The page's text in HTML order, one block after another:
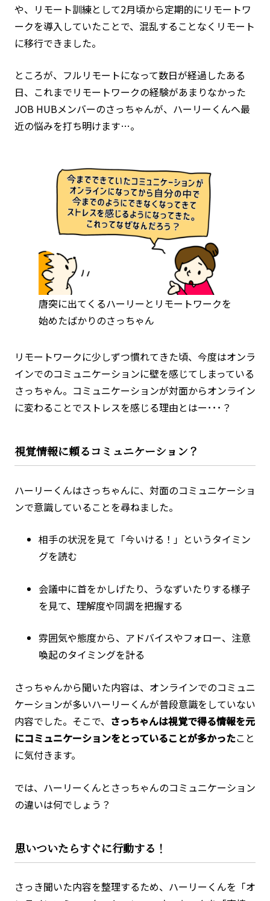
や、リモート訓練として2月頃から定期的にリモートワ
ークを導入していたことで、混乱することなくリモート
に移行できました。
ところが、フルリモートになって数日が経過したある
日、これまでリモートワークの経験があまりなかった
JOB HUBメンバーのさっちゃんが、ハーリーくんへ最
近の悩みを打ち明けます…。
唐突に出てくるハーリーとリモートワークを
始めたばかりのさっちゃん
リモートワークに少しずつ慣れてきた頃、今度はオンラ
インでのコミュニケーションに壁を感じてしまっている
さっちゃん。コミュニケーションが対面からオンライン
に変わることでストレスを感じる理由とはー･･･？
視覚情報に頼るコミュニケーション？
ハーリーくんはさっちゃんに、対面のコミュニケーショ
ンで意識していることを尋ねました。
相手の状況を見て「今いける！」というタイミン
グを読む
会議中に首をかしげたり、うなずいたりする様子
を見て、理解度や同調を把握する
雰囲気や態度から、アドバイスやフォロー、注意
喚起のタイミングを計る
さっちゃんから聞いた内容は、オンラインでのコミュニ
ケーションが多いハーリーくんが普段意識をしていない
内容でした。そこで、 さっちゃんは視覚で得る情報を元
にコミュニケーションをとっていることが多かったこと
に気付きます。
では、ハーリーくんとさっちゃんのコミュニケーション
の違いは何でしょう？
思いついたらすぐに行動する！
さっき聞いた内容を整理するため、ハーリーくんを「オ